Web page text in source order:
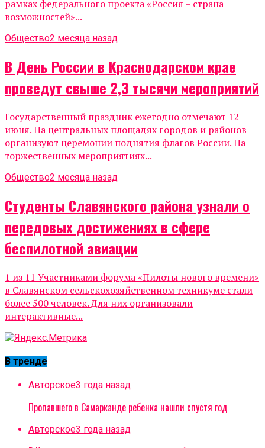
рамках федерального проекта «Россия – страна
возможностей»...
Общество2 месяца назад
В День России в Краснодарском крае
проведут свыше 2,3 тысячи мероприятий
Государственный праздник ежегодно отмечают 12
июня. На центральных площадях городов и районов
организуют церемонии поднятия флагов России. На
торжественных мероприятиях...
Общество2 месяца назад
Студенты Славянского района узнали о
передовых достижениях в сфере
беспилотной авиации
1 из 11 Участниками форума «Пилоты нового времени»
в Славянском сельскохозяйственном техникуме стали
более 500 человек. Для них организовали
интерактивные...
В тренде
Авторское3 года назад
Пропавшего в Самарканде ребенка нашли спустя год
Авторское3 года назад